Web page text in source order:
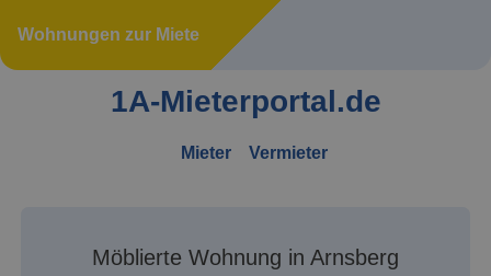
Wohnungen zur Miete
1A-Mieterportal.de
Mieter Vermieter
Möblierte Wohnung in Arnsberg